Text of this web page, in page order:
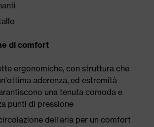
di comfort
ergonomiche, con struttura che
aderenza, ed estremità
una tenuta comoda e
punti di pressione
dell'aria per un comfort